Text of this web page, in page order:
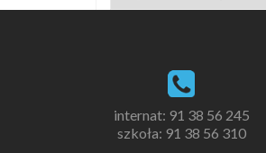
internat: 91 38 56 245
szkoła: 91 38 56 310